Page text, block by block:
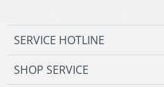
SERVICE HOTLINE
SHOP SERVICE